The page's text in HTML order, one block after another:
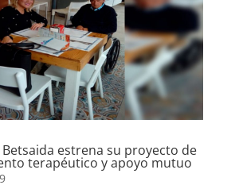
Betsaida estrena su proyecto de
terapéutico y apoyo mutuo